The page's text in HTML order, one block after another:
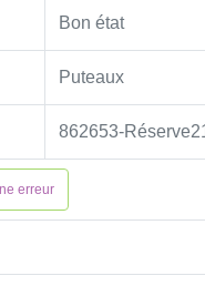
Bon état
Puteaux
862653-
erreur